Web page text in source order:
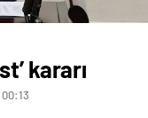
kararı